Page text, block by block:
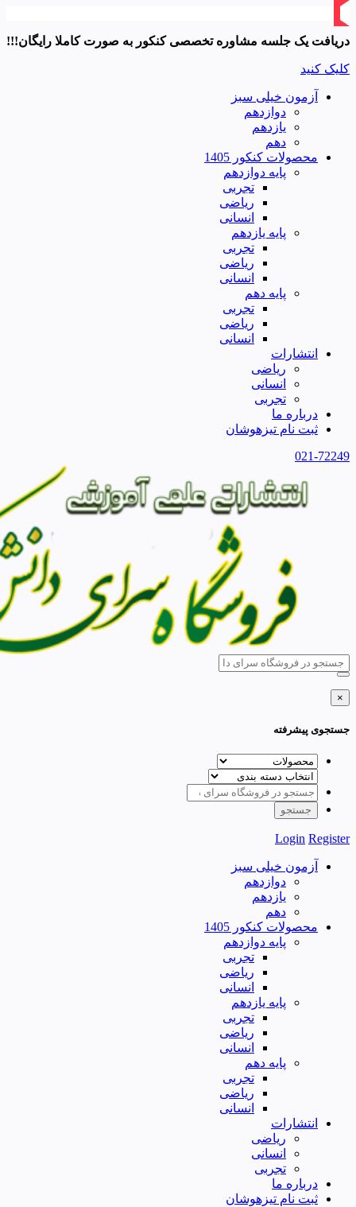
دریافت یک جلسه مشاوره تخصصی کنکور به صورت کاملا رایگان!!!
کلیک کنید
آزمون خیلی سبز
دوازدهم
یازدهم
دهم
محصولات کنکور 1405
پایه دوازدهم
تجربی
ریاضی
انسانی
پایه یازدهم
تجربی
ریاضی
انسانی
پایه دهم
تجربی
ریاضی
انسانی
انتشارات
ریاضی
انسانی
تجربی
درباره ما
ثبت نام تیزهوشان
021-72249
×
جستجوی پیشرفته
Login Register
آزمون خیلی سبز
دوازدهم
یازدهم
دهم
محصولات کنکور 1405
پایه دوازدهم
تجربی
ریاضی
انسانی
پایه یازدهم
تجربی
ریاضی
انسانی
پایه دهم
تجربی
ریاضی
انسانی
انتشارات
ریاضی
انسانی
تجربی
درباره ما
ثبت نام تیزهوشان